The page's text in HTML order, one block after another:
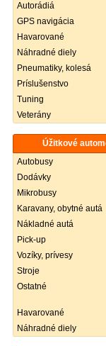
Autorádiá
GPS navigácia
Havarované
Náhradné diely
Pneumatiky, kolesá
Príslušenstvo
Tuning
Veterány
Úžitkové
Autobusy
Dodávky
Mikrobusy
Karavany, obytné autá
Nákladné autá
Pick-up
Vozíky, prívesy
Stroje
Ostatné
Havarované
Náhradné diely